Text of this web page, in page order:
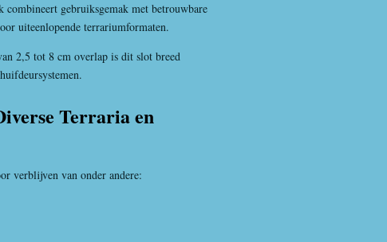
gebruiksgemak met betrouwbare
uiteenlopende terrariumformaten.
2,5 tot 8 cm overlap is dit slot breed
Terraria en
verblijven van onder andere: